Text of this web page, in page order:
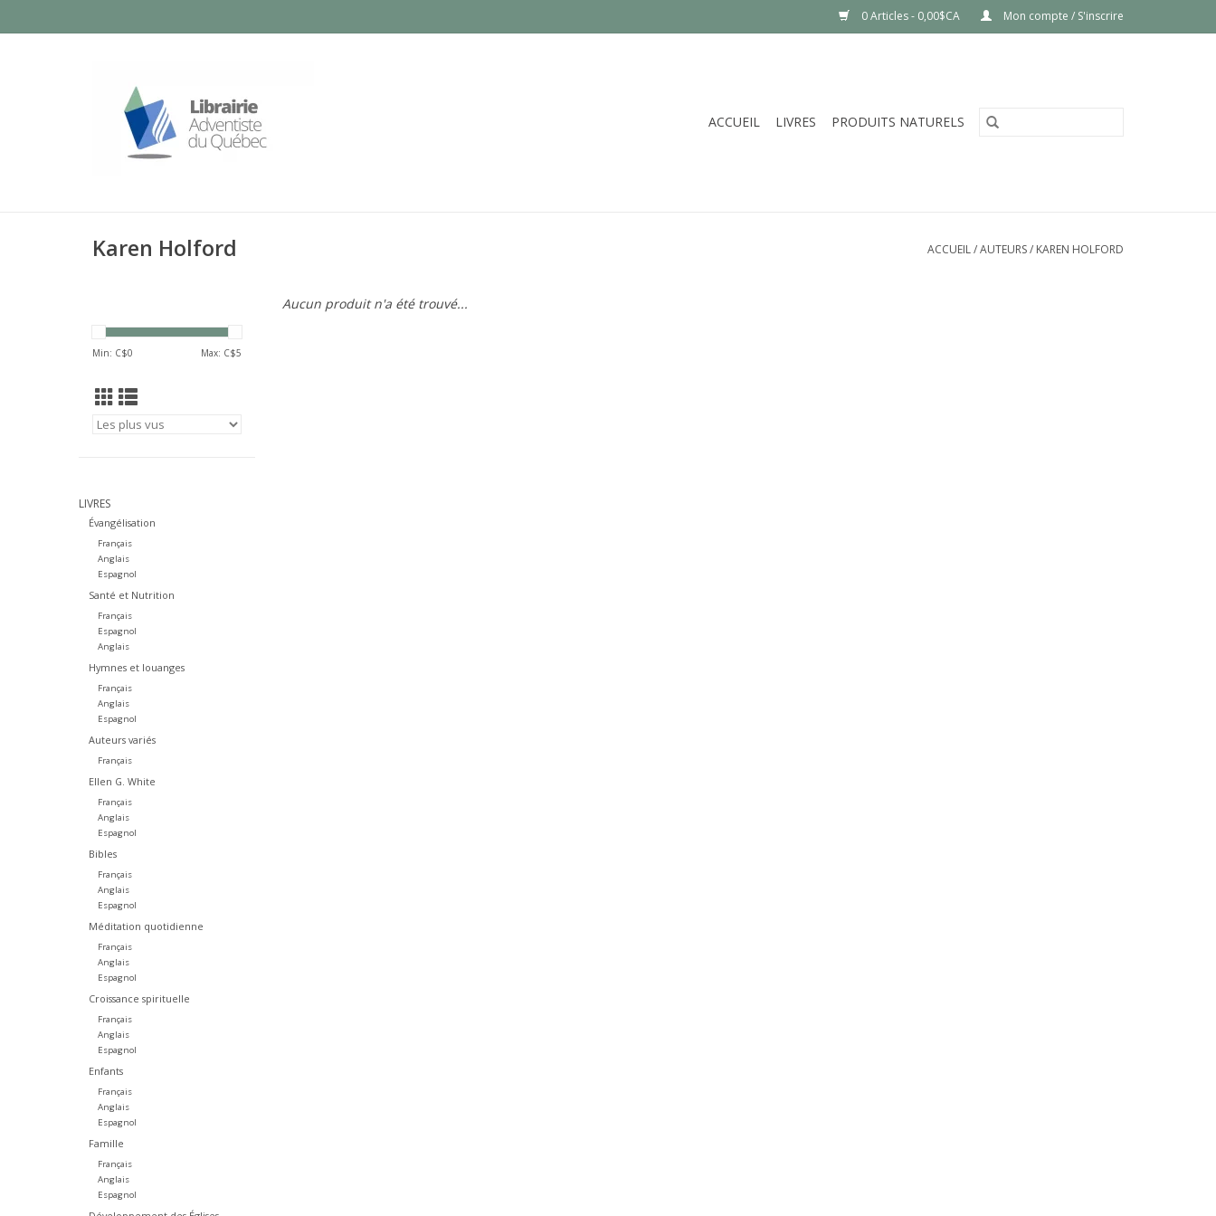
0 Articles - 0,00$CA Mon compte / S'inscrire
ACCUEIL LIVRES PRODUITS NATURELS
Karen Holford ACCUEIL/AUTEURS/ KAREN HOLFORD
Min: C$0 Max: C$5
LIVRES
Évangélisation
Français
Anglais
Espagnol
Santé et Nutrition
Français
Espagnol
Anglais
Hymnes et louanges
Français
Anglais
Espagnol
Auteurs variés
Français
Ellen G. White
Français
Anglais
Espagnol
Bibles
Français
Anglais
Espagnol
Méditation quotidienne
Français
Anglais
Espagnol
Croissance spirituelle
Français
Anglais
Espagnol
Enfants
Français
Anglais
Espagnol
Famille
Français
Anglais
Espagnol
Aucun produit n'a été trouvé...